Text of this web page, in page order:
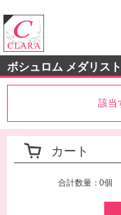
ボシュロム メダリスト
該当
カート
合計数量：0個